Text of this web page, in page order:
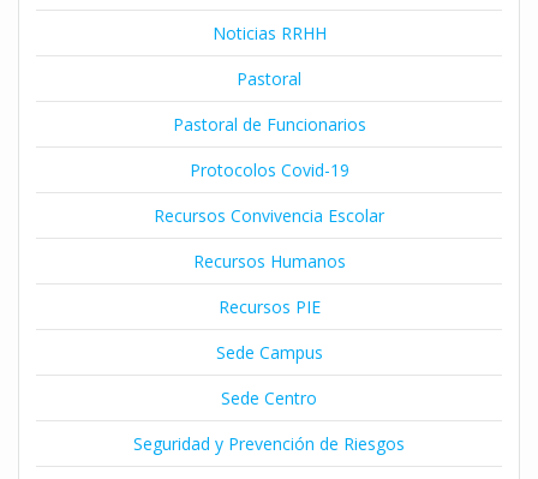
Noticias RRHH
Pastoral
Pastoral de Funcionarios
Protocolos Covid-19
Recursos Convivencia Escolar
Recursos Humanos
Recursos PIE
Sede Campus
Sede Centro
Seguridad y Prevención de Riesgos